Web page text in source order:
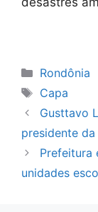
Categorias
Rondônia
Tags
Capa
Gusttavo
presidente
Prefeitura
unidades